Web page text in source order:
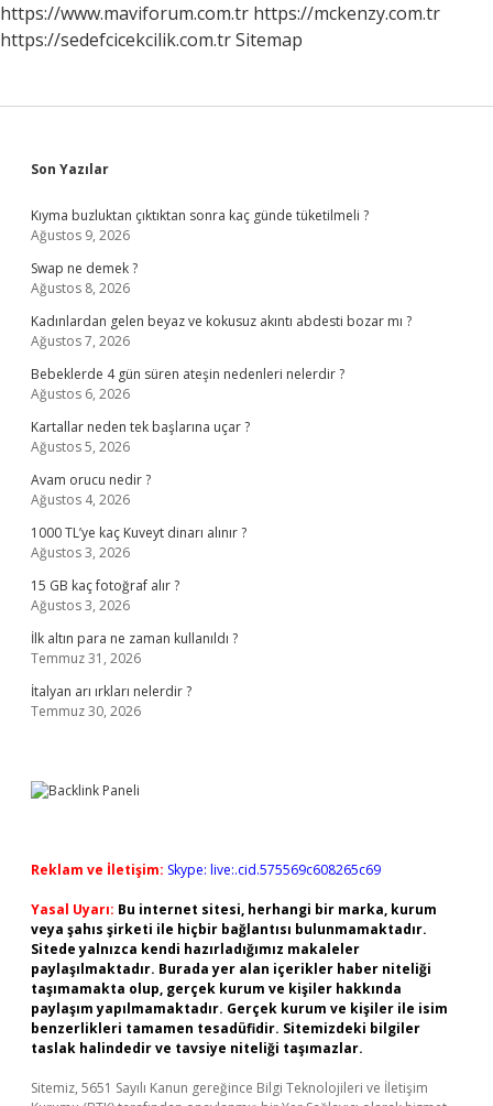
https://www.maviforum.com.tr https://mckenzy.com.tr
https://sedefcicekcilik.com.trSitemap
Sidebar
Son Yazılar
Kıyma buzluktan çıktıktan sonra kaç günde tüketilmeli ?
Ağustos 9, 2026
Swap ne demek ?
Ağustos 8, 2026
Kadınlardan gelen beyaz ve kokusuz akıntı abdesti bozar mı ?
Ağustos 7, 2026
Bebeklerde 4 gün süren ateşin nedenleri nelerdir ?
Ağustos 6, 2026
Kartallar neden tek başlarına uçar ?
Ağustos 5, 2026
Avam orucu nedir ?
Ağustos 4, 2026
1000 TL’ye kaç Kuveyt dinarı alınır ?
Ağustos 3, 2026
15 GB kaç fotoğraf alır ?
Ağustos 3, 2026
İlk altın para ne zaman kullanıldı ?
Temmuz 31, 2026
İtalyan arı ırkları nelerdir ?
Temmuz 30, 2026
Reklam ve İletişim: Skype: live:.cid.575569c608265c69
Yasal Uyarı: Bu internet sitesi, herhangi bir marka, kurum
veya şahıs şirketi ile hiçbir bağlantısı bulunmamaktadır.
Sitede yalnızca kendi hazırladığımız makaleler
paylaşılmaktadır. Burada yer alan içerikler haber niteliği
taşımamakta olup, gerçek kurum ve kişiler hakkında
paylaşım yapılmamaktadır. Gerçek kurum ve kişiler ile isim
benzerlikleri tamamen tesadüfidir. Sitemizdeki bilgiler
taslak halindedir ve tavsiye niteliği taşımazlar.
Sitemiz, 5651 Sayılı Kanun gereğince Bilgi Teknolojileri ve İletişim